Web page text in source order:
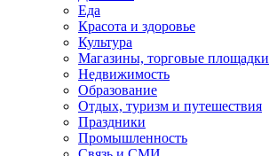
Еда
Красота и здоровье
Культура
Магазины, торговые площадки
Недвижимость
Образование
Отдых, туризм и путешествия
Праздники
Промышленность